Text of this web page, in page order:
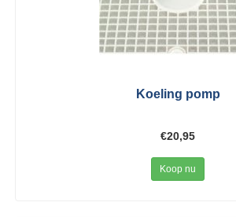
Koeling pomp
€20,95
Koop nu